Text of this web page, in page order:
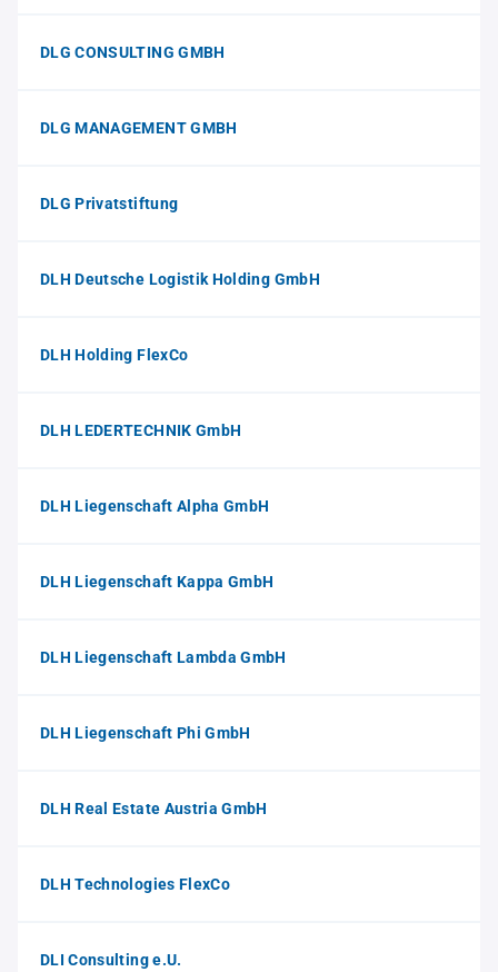
DLG CONSULTING GMBH
DLG MANAGEMENT GMBH
DLG Privatstiftung
DLH Deutsche Logistik Holding GmbH
DLH Holding FlexCo
DLH LEDERTECHNIK GmbH
DLH Liegenschaft Alpha GmbH
DLH Liegenschaft Kappa GmbH
DLH Liegenschaft Lambda GmbH
DLH Liegenschaft Phi GmbH
DLH Real Estate Austria GmbH
DLH Technologies FlexCo
DLI Consulting e.U.